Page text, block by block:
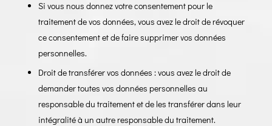
Si vous nous donnez votre consentement pour le
traitement de vos données, vous avez le droit de révoquer
ce consentement et de faire supprimer vos données
personnelles.
Droit de transférer vos données : vous avez le droit de
demander toutes vos données personnelles au
responsable du traitement et de les transférer dans leur
intégralité à un autre responsable du traitement.